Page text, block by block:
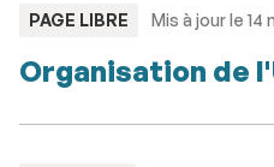
TYPE
PAGE LIBRE Mis à jour le 14
Organisation de